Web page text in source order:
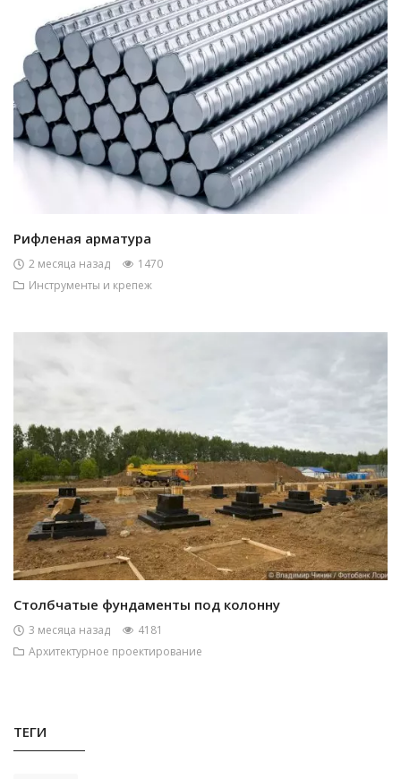
Рифленая арматура
2 месяца назад
1470
Инструменты и крепеж
Столбчатые фундаменты под колонну
3 месяца назад
4181
Архитектурное проектирование
ТЕГИ